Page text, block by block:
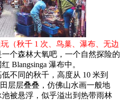
（秋千 1 次、鸟巢、瀑布、无边
一个森林大氧吧，一个自然探险的
Blangsinga 瀑布中。
不同的秋千，高度从 10 米到
层层叠叠，仿佛山水画一般地
池被悬浮，似乎溢出到热带雨林